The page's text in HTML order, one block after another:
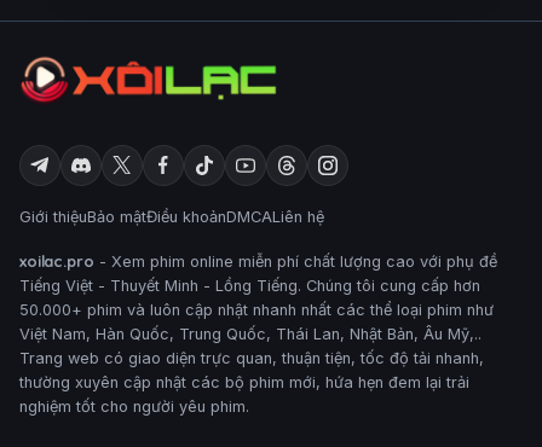
Giới thiệuBảo mậtĐiều khoảnDMCALiên hệ
xoilac.pro - Xem phim online miễn phí chất lượng cao với phụ đề
Tiếng Việt - Thuyết Minh - Lồng Tiếng. Chúng tôi cung cấp hơn
50.000+ phim và luôn cập nhật nhanh nhất các thể loại phim như
Việt Nam, Hàn Quốc, Trung Quốc, Thái Lan, Nhật Bản, Âu Mỹ,..
Trang web có giao diện trực quan, thuận tiện, tốc độ tải nhanh,
thường xuyên cập nhật các bộ phim mới, hứa hẹn đem lại trải
nghiệm tốt cho người yêu phim.